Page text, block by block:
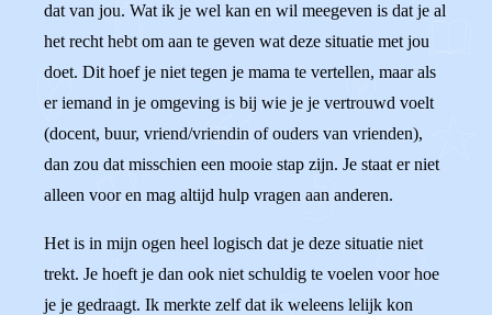
dat van jou. Wat ik je wel kan en wil meegeven is dat je al
het recht hebt om aan te geven wat deze situatie met jou
doet. Dit hoef je niet tegen je mama te vertellen, maar als
er iemand in je omgeving is bij wie je je vertrouwd voelt
(docent, buur, vriend/vriendin of ouders van vrienden),
dan zou dat misschien een mooie stap zijn. Je staat er niet
alleen voor en mag altijd hulp vragen aan anderen.
Het is in mijn ogen heel logisch dat je deze situatie niet
trekt. Je hoeft je dan ook niet schuldig te voelen voor hoe
je je gedraagt. Ik merkte zelf dat ik weleens lelijk kon